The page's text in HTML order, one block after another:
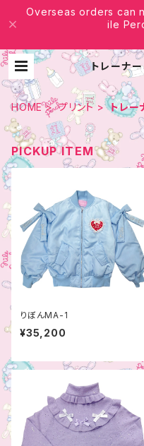
Overseas orders can
ile
トレーナ
HOME プリント トレー
PICKUP ITEM
りぼんMA-1
¥35,200